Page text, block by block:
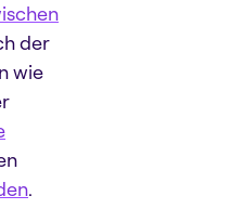
der
wie
.